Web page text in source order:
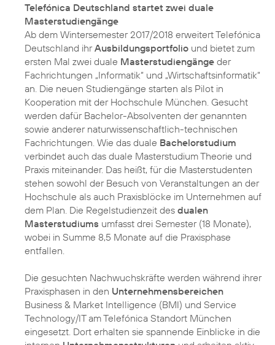
Telefónica Deutschland startet zwei duale
Masterstudiengänge
Ab dem Wintersemester 2017/2018 erweitert Telefónica
Deutschland ihrAusbildungsportfolio und bietet zum
ersten Mal zwei duale Masterstudiengänge der
Fachrichtungen „Informatik“ und „Wirtschaftsinformatik“
an. Die neuen Studiengänge starten als Pilot in
Kooperation mit der Hochschule München. Gesucht
werden dafür Bachelor-Absolventen der genannten
sowie anderer naturwissenschaftlich-technischen
Fachrichtungen. Wie das duale Bachelorstudium
verbindet auch das duale Masterstudium Theorie und
Praxis miteinander. Das heißt, für die Masterstudenten
stehen sowohl der Besuch von Veranstaltungen an der
Hochschule als auch Praxisblöcke im Unternehmen auf
dem Plan. Die Regelstudienzeit des dualen
Masterstudiums umfasst drei Semester (18 Monate),
wobei in Summe 8,5 Monate auf die Praxisphase
entfallen.
Die gesuchten Nachwuchskräfte werden während ihrer
Praxisphasen in den Unternehmensbereichen
Business & Market Intelligence (BMI) und Service
Technology/IT am Telefónica Standort München
eingesetzt. Dort erhalten sie spannende Einblicke in die